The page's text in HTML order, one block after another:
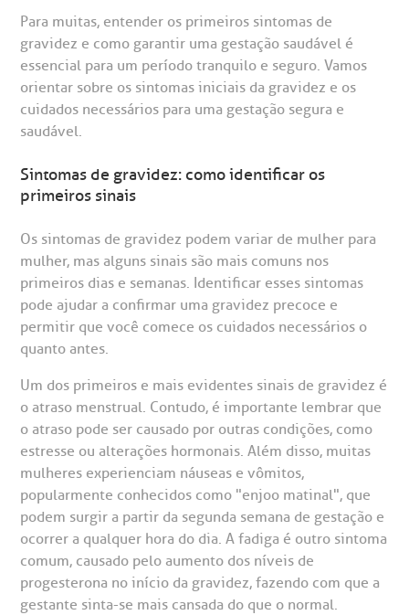
de consultas e exames
in antecipado
de Exames
SAC
A BP conta com você para melhorar sempre a qualidade do
atendimento e dos serviços prestados.
A Ouvidoria e SAC são canais para você, cliente da BP, tirar
relacionados ao nosso atendimento e aos nossos serviços.
Horário de atendimento: 2ª a 6ª feira das 7h às 18h
(11)3505-1000
ouvidoria@bp.org.br
Fale Conosco
Hospital BP
Endereço:
Rua Maestro Cardim, 769
São Paulo - SP
BP Mirante
e Pesquisa
do médico
social da BP
social
Telemedicina BP
Teleinterconsulta
Centro de Doenças Autoimunes
de atendimento
de Visita
socorro
de orçamento particular
de veracidade de atestado
atendimento
de Oncologia e Hematologia
de Excelência em Ortopedia
especialidades
Para muitas, entender os primeiros sintomas de
gravidez e como garantir uma gestação saudável é
essencial para um período tranquilo e seguro. Vamos
orientar sobre os sintomas iniciais da gravidez e os
cuidados necessários para uma gestação segura e
saudável.
Sintomas de gravidez: como identificar os
primeiros sinais
Os sintomas de gravidez podem variar de mulher para
mulher, mas alguns sinais são mais comuns nos
primeiros dias e semanas. Identificar esses sintomas
pode ajudar a confirmar uma gravidez precoce e
permitir que você comece os cuidados necessários o
quanto antes.
Um dos primeiros e mais evidentes sinais de gravidez é
o atraso menstrual. Contudo, é importante lembrar que
o atraso pode ser causado por outras condições, como
estresse ou alterações hormonais. Além disso, muitas
mulheres experienciam náuseas e vômitos,
popularmente conhecidos como "enjoo matinal", que
podem surgir a partir da segunda semana de gestação e
ocorrer a qualquer hora do dia. A fadiga é outro sintoma
comum, causado pelo aumento dos níveis de
progesterona no início da gravidez, fazendo com que a
gestante sinta-se mais cansada do que o normal.